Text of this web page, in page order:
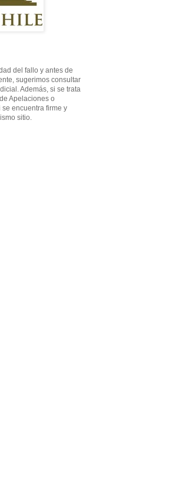
del fallo y antes de
sugerimos consultar
Además, si se trata
Apelaciones o
encuentra firme y
sitio.